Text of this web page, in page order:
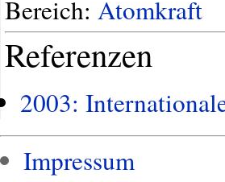
Bereich: Atomkraft
Referenzen
2003:
Impressum